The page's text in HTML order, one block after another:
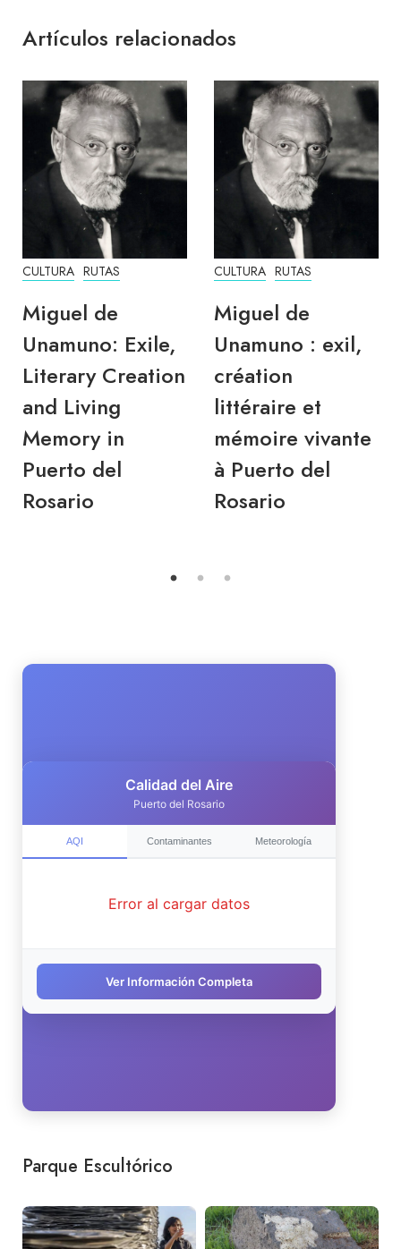
Artículos relacionados
CULTURA RUTAS
Miguel de
Unamuno: Exile,
Literary Creation
and Living
Memory in
Puerto del
Rosario
CULTURA RUTAS
Miguel de
Unamuno : exil,
création
littéraire et
mémoire vivante
à Puerto del
Rosario
Parque Escultórico